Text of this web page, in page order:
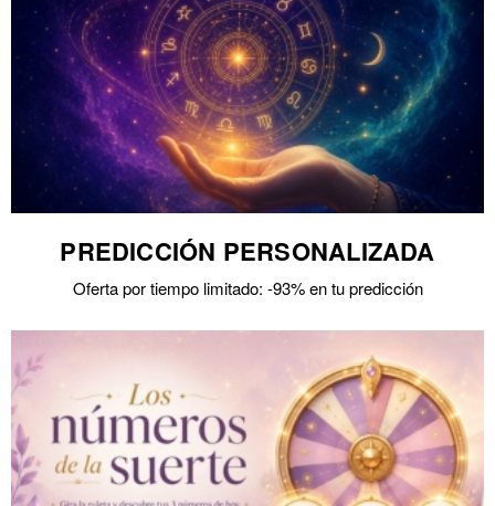
PREDICCIÓN PERSONALIZADA
Oferta por tiempo limitado: -93% en tu predicción